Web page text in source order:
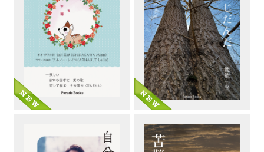
メディア紹介
購入方法
お問い合わせ
画像・文章の使用について